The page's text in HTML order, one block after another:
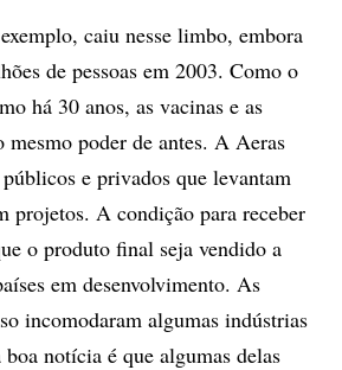
caiu nesse limbo, embora
de pessoas em 2003. Como o
há 30 anos, as vacinas e as
mesmo poder de antes. A Aeras
e privados que levantam
projetos. A condição para receber
o produto final seja vendido a
em desenvolvimento. As
incomodaram algumas indústrias
notícia é que algumas delas